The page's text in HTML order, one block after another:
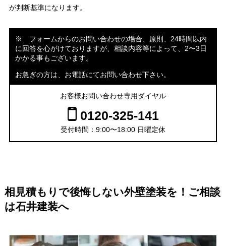
が判断基準になります。
※ フォームからのお問い合わせの場合、原則、24時間以内
に回答を心がけておりますが、相談内容等によって、2〜3日
かかる事もございます。
お急ぎの方は、お電話にてお問い合わせ下さい。
お客様お問い合わせ専用ダイヤル
0120-325-141
受付時間：9:00〜18:00 日曜定休
相見積もりで後悔しない外壁塗装を！ご相談
は石井建装へ